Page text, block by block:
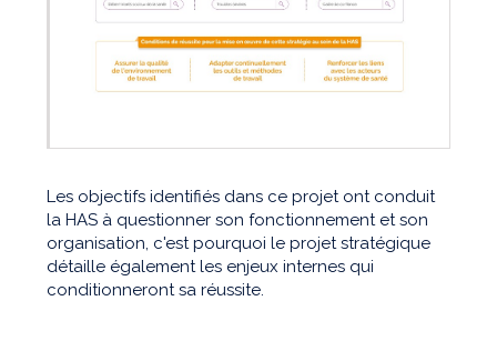
Les objectifs identifiés dans ce projet ont conduit
la HAS à questionner son fonctionnement et son
organisation, c'est pourquoi le projet stratégique
détaille également les enjeux internes qui
conditionneront sa réussite.